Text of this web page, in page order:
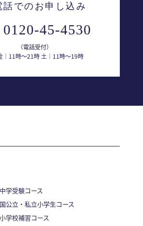
話でのお申し込み
0120-45-4530
（電話受付）
｜11時〜21時 土｜11時〜19時
中学受験コース
国公立・私立小学生コース
小学校補習コース